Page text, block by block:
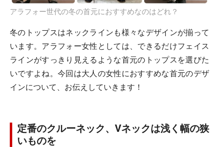
アラフォー世代の冬の首元におすすめなのはどれ？
冬のトップスはネックラインも様々なデザインが揃って
います。アラフォー女性としては、できるだけフェイス
ラインがすっきり見えるような首元のトップスを選びた
いですよね。今回は大人の女性におすすめな首元のデザ
インについて、お伝えしていきます！
定番のクルーネック、Vネックは浅く幅の狭
いものを